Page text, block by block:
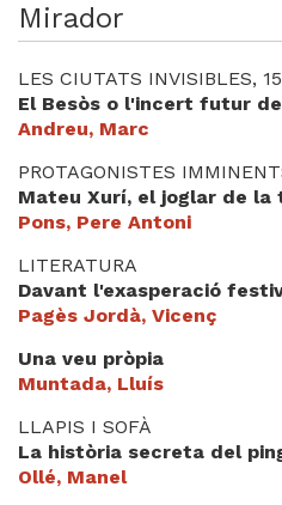
Mirador
LES CIUTATS INVISIBLES, 15
El Besòs o l'incert futur
Andreu, Marc
PROTAGONISTES
Mateu Xurí, el joglar de la
Pons, Pere Antoni
LITERATURA
Davant l'exasperació
Pagès Jordà, Vicenç
Una veu pròpia
Muntada, Lluís
LLAPIS I SOFÀ
La història secreta del
Ollé, Manel